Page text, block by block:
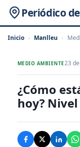
Periódico
Inicio › Manlleu ›
MEDIO AMBIENTE23
¿Cómo
hoy?